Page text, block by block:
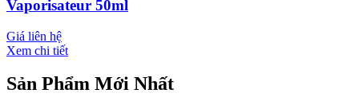
Vaporisateur 50ml
Giá liên hệ
Xem chi tiết
Sản Phẩm Mới Nhất